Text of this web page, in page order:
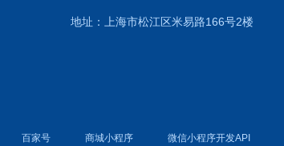
地址：上海市松江区米易路166号2楼
百家号 商城小程序 微信小程序开发API